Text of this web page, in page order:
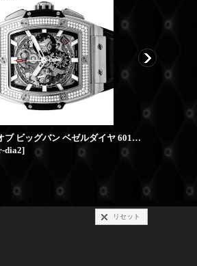
スピリット オブ ビッグバン ベゼルダイヤ 601.NX.0173.LR HUBLOT時計
dia2]
リセット